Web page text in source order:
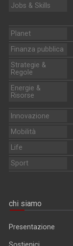
Jobs & Skills
Planet
Finanza pubblica
Strategie &
Regole
Energie &
Risorse
Innovazione
Mobilità
Life
Sport
chi siamo
Presentazione